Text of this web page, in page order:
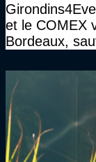
et le COMEX
Bordeaux,